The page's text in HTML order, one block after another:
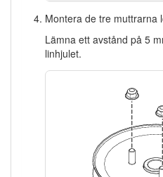
Montera de tre muttrarna
Lämna ett avstånd på 5
linhjulet.